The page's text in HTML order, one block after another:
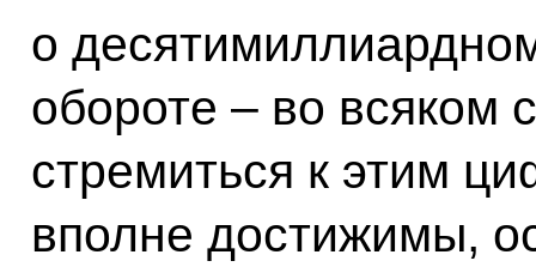
о
обороте – во всяком
стремиться к этим
вполне достижимы,